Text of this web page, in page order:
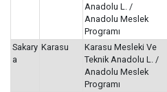
Anadolu L. /
Anadolu Meslek
Programı
Sakary
a
Karasu
Karasu Mesleki Ve
Teknik Anadolu L. /
Anadolu Meslek
Programı